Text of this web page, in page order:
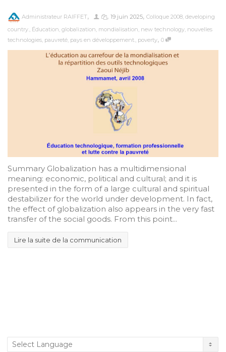
Administrateur RAIFFET, , 19 juin 2025, Colloque 2008, developing
country., Éducation, globalization, mondialisation, new technology, nouvelles
technologies, pauvreté, pays en développement., poverty, 0
Summary Globalization has a multidimensional
meaning: economic, political and cultural; and it is
presented in the form of a large cultural and spiritual
destabilizer for the world under development. In fact,
the effect of globalization also appears in the very fast
transfer of the social goods. From this point...
Lire la suite de la communication